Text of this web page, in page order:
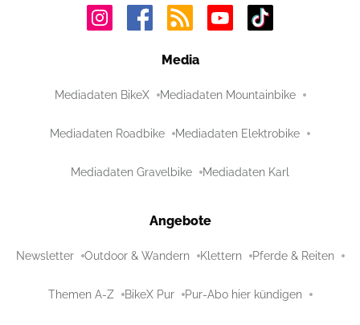
Media
Mediadaten BikeX Mediadaten Mountainbike
Mediadaten Roadbike Mediadaten Elektrobike
Mediadaten Gravelbike Mediadaten Karl
Angebote
Newsletter Outdoor & Wandern Klettern Pferde & Reiten
Themen A-Z BikeX Pur Pur-Abo hier kündigen